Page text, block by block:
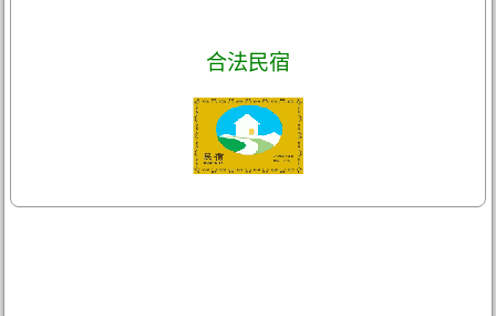
合法民宿